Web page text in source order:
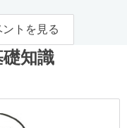
トを見る
知識